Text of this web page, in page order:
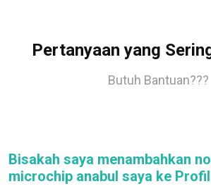
Pertanyaan yang
Butuh Bantuan???
Bisakah saya menambahkan
microchip anabul saya ke